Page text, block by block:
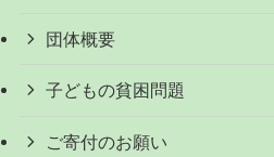
団体概要
子どもの貧困問題
ご寄付のお願い